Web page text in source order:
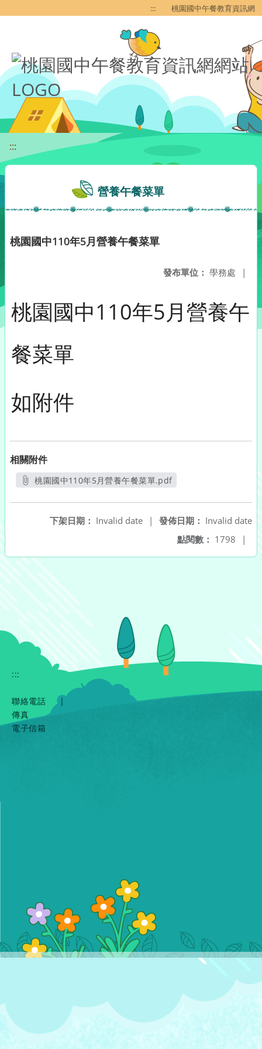
::: 桃園國中午餐教育資訊網
:::
營養午餐菜單
桃園國中110年5月營養午餐菜單
發布單位： 學務處 |
桃園國中110年5月營養午
餐菜單
如附件
相關附件
桃園國中110年5月營養午餐菜單.pdf
發佈日期： Invalid date
下架日期： Invalid date
|
點閱數： 1798 |
:::
聯絡電話
|
傳真
電子信箱